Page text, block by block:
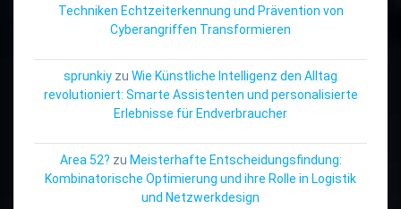
Techniken Echtzeiterkennung und Prävention von
Cyberangriffen Transformieren
sprunkiy zu Wie Künstliche Intelligenz den Alltag
revolutioniert: Smarte Assistenten und personalisierte
Erlebnisse für Endverbraucher
Area 52? zu Meisterhafte Entscheidungsfindung:
Kombinatorische Optimierung und ihre Rolle in Logistik
und Netzwerkdesign